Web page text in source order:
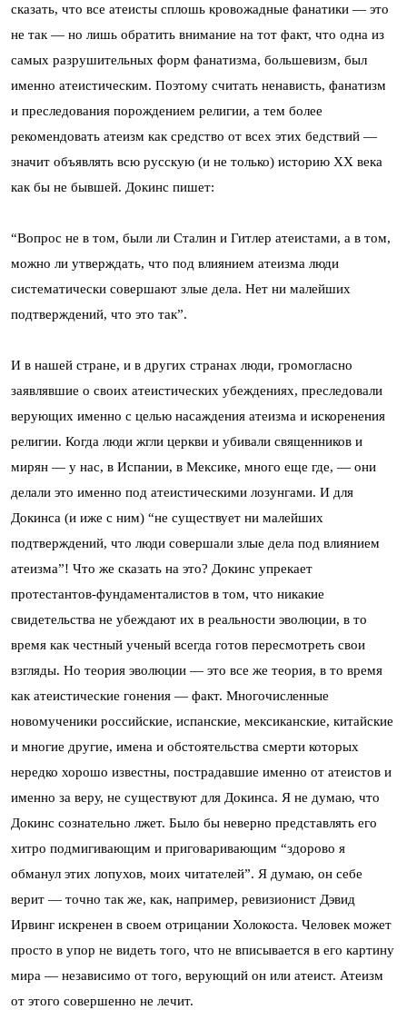
сказать, что все атеисты сплошь кровожадные фанатики — это
не так — но лишь обратить внимание на тот факт, что одна из
самых разрушительных форм фанатизма, большевизм, был
именно атеистическим. Поэтому считать ненависть, фанатизм
и преследования порождением религии, а тем более
рекомендовать атеизм как средство от всех этих бедствий —
значит объявлять всю русскую (и не только) историю ХХ века
как бы не бывшей. Докинс пишет:
“Вопрос не в том, были ли Сталин и Гитлер атеистами, а в том,
можно ли утверждать, что под влиянием атеизма люди
систематически совершают злые дела. Нет ни малейших
подтверждений, что это так”.
И в нашей стране, и в других странах люди, громогласно
заявлявшие о своих атеистических убеждениях, преследовали
верующих именно с целью насаждения атеизма и искоренения
религии. Когда люди жгли церкви и убивали священников и
мирян — у нас, в Испании, в Мексике, много еще где, — они
делали это именно под атеистическими лозунгами. И для
Докинса (и иже с ним) “не существует ни малейших
подтверждений, что люди совершали злые дела под влиянием
атеизма”! Что же сказать на это? Докинс упрекает
протестантов-фундаменталистов в том, что никакие
свидетельства не убеждают их в реальности эволюции, в то
время как честный ученый всегда готов пересмотреть свои
взгляды. Но теория эволюции — это все же теория, в то время
как атеистические гонения — факт. Многочисленные
новомученики российские, испанские, мексиканские, китайские
и многие другие, имена и обстоятельства смерти которых
нередко хорошо известны, пострадавшие именно от атеистов и
именно за веру, не существуют для Докинса. Я не думаю, что
Докинс сознательно лжет. Было бы неверно представлять его
хитро подмигивающим и приговаривающим “здорово я
обманул этих лопухов, моих читателей”. Я думаю, он себе
верит — точно так же, как, например, ревизионист Дэвид
Ирвинг искренен в своем отрицании Холокоста. Человек может
просто в упор не видеть того, что не вписывается в его картину
мира — независимо от того, верующий он или атеист. Атеизм
от этого совершенно не лечит.